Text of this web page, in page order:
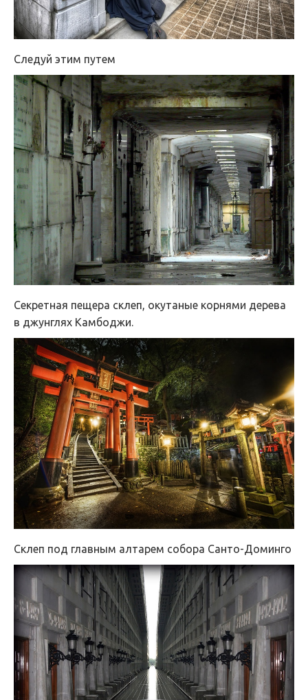
Следуй этим путем
Секретная пещера склеп, окутаные корнями дерева
в джунглях Камбоджи.
Склеп под главным алтарем собора Санто-Доминго